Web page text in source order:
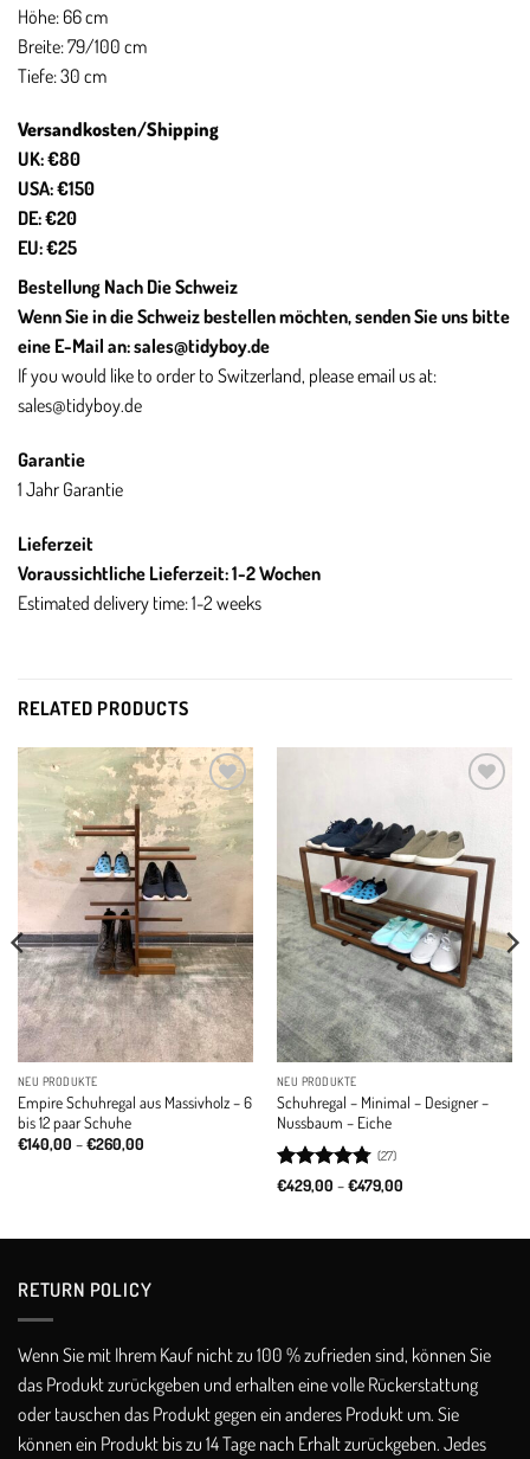
Höhe: 66 cm
Breite: 79/100 cm
Tiefe: 30 cm
Versandkosten/Shipping
UK: €80
USA: €150
DE: €20
EU: €25
Bestellung Nach Die Schweiz
Wenn Sie in die Schweiz bestellen möchten, senden Sie uns bitte
eine E-Mail an:sales@tidyboy.de
If you would like to order to Switzerland, please email us at:
sales@tidyboy.de
Garantie
1 Jahr Garantie
Lieferzeit
Voraussichtliche Lieferzeit: 1-2 Wochen
Estimated delivery time: 1-2 weeks
RELATED PRODUCTS
Add to
wishlist
NEU PRODUKTE
Empire Schuhregal aus Massivholz – 6
bis 12 paar Schuhe
€140,00 –€260,00Price
NEU PRODUKTE
Schuhregal – Minimal – Designer –
Nussbaum – Eiche
Rated4.74
(27)
€429,00 –€479,00Price
€479,00
RETURN POLICY​
Wenn Sie mit Ihrem Kauf nicht zu 100 % zufrieden sind, können Sie
das Produkt zurückgeben und erhalten eine volle Rückerstattung
oder tauschen das Produkt gegen ein anderes Produkt um. Sie
können ein Produkt bis zu 14 Tage nach Erhalt zurückgeben. Jedes